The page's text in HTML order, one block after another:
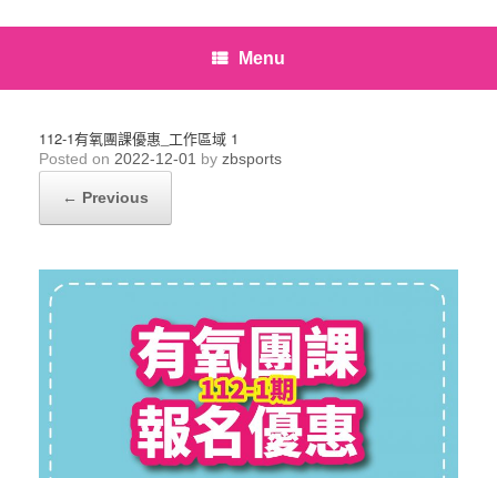
Menu
112-1有氧團課優惠_工作區域 1
Posted on 2022-12-01 by zbsports
← Previous